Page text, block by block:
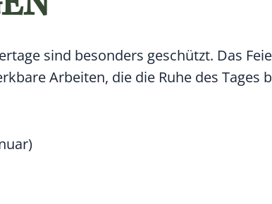
sind besonders geschützt. Das
Arbeiten, die die Ruhe des Tages